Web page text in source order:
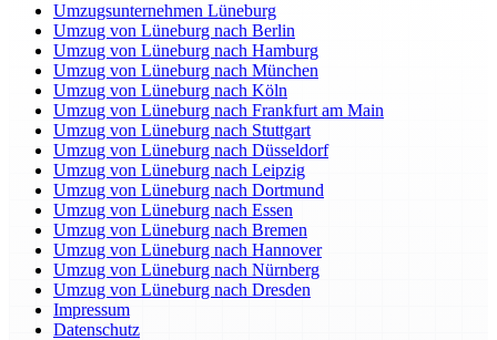
Umzugsunternehmen Lüneburg
Umzug von Lüneburg nach Berlin
Umzug von Lüneburg nach Hamburg
Umzug von Lüneburg nach München
Umzug von Lüneburg nach Köln
Umzug von Lüneburg nach Frankfurt am Main
Umzug von Lüneburg nach Stuttgart
Umzug von Lüneburg nach Düsseldorf
Umzug von Lüneburg nach Leipzig
Umzug von Lüneburg nach Dortmund
Umzug von Lüneburg nach Essen
Umzug von Lüneburg nach Bremen
Umzug von Lüneburg nach Hannover
Umzug von Lüneburg nach Nürnberg
Umzug von Lüneburg nach Dresden
Impressum
Datenschutz